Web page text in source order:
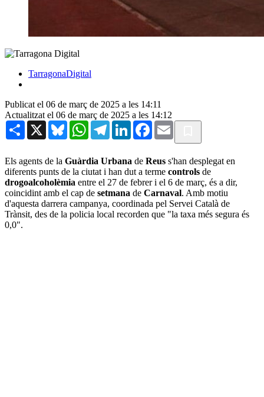
TarragonaDigital
Publicat el 06 de març de 2025 a les 14:11
Actualitzat el 06 de març de 2025 a les 14:12
Share X BlueskyWhatsAppTelegramLinkedInFacebook
Email
Els agents de la Guàrdia Urbana de Reus s'han desplegat en
diferents punts de la ciutat i han dut a terme controls de
drogoalcoholèmia entre el 27 de febrer i el 6 de març, és a dir,
coincidint amb el cap de setmana de Carnaval. Amb motiu
d'aquesta darrera campanya, coordinada pel Servei Català de
Trànsit, des de la policia local recorden que "la taxa més segura és
0,0".